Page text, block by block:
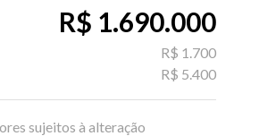
R$ 1.690.000
R$ 1.700
R$ 5.400
sujeitos à alteração